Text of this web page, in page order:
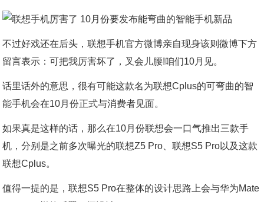
不过好戏还在后头，联想手机官方微博亲自现身该则微博下方
留言表示：可把我厉害坏了，叉会儿腰!咱们10月见。
话里话外的意思，很有可能这款名为联想Cplus的可弯曲的智
能手机会在10月份正式与消费者见面。
如果真是这样的话，那么在10月份联想会一口气推出三款手
机，分别是之前多次曝光的联想Z5 Pro、联想S5 Pro以及这款
联想Cplus。
值得一提的是，联想S5 Pro在整体的设计思路上会与华为Mate